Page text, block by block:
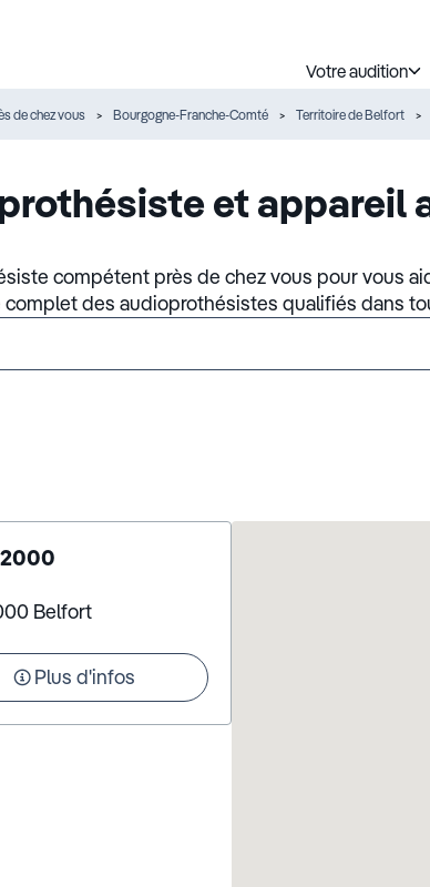
Votre audition
de chez vous Bourgogne-Franche-Comté Territoire de Belfort
et appareil
compétent près de chez vous pour vous
des audioprothésistes qualifiés dans
Belfort
Plus d'infos